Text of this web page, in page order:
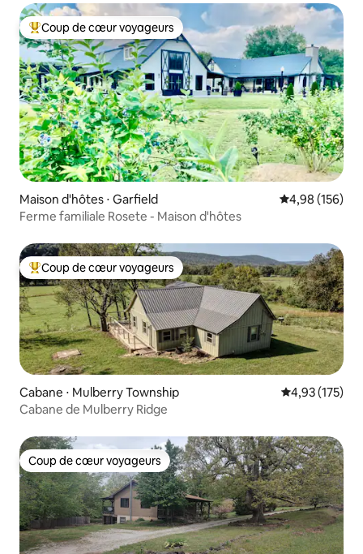
Coups de cœur voyageurs les plus appréciés
Coup de cœur voyageurs
Maison d'hôtes ⋅ Garfield Évaluation
4,98 (156)
Ferme familiale Rosete - Maison d'hôtes
Coups de cœur voyageurs les plus appréciés
Coup de cœur voyageurs
Cabane ⋅ Mulberry Township Évaluation
4,93 (175)
Cabane de Mulberry Ridge
Coup de cœur voyageurs
Coup de cœur voyageurs